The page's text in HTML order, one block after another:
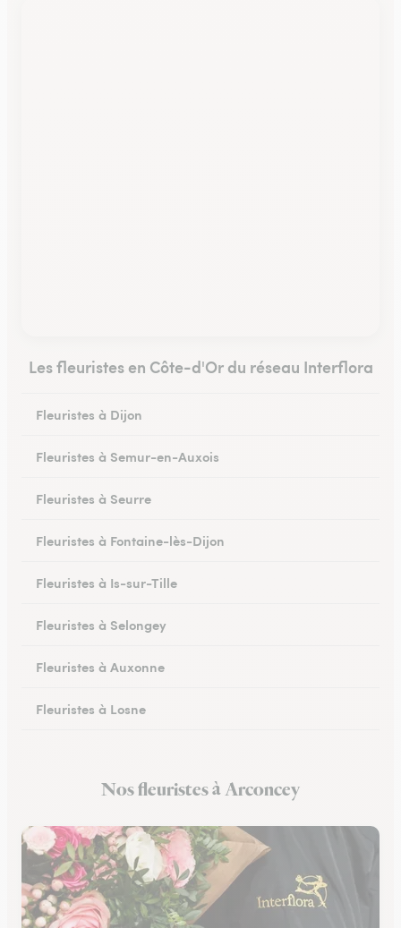
Les fleuristes en Côte-d'Or du réseau Interflora
Fleuristes à Dijon
Fleuristes à Semur-en-Auxois
Fleuristes à Seurre
Fleuristes à Fontaine-lès-Dijon
Fleuristes à Is-sur-Tille
Fleuristes à Selongey
Fleuristes à Auxonne
Fleuristes à Losne
Fleuristes à Meursault
Nos fleuristes à Arconcey